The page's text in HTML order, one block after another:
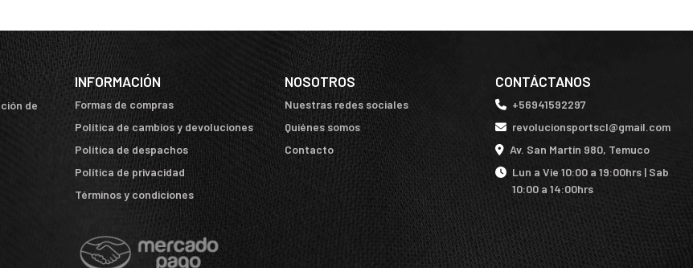
de
INFORMACIÓN
Formas de compras
Política de cambios y devoluciones
Política de despachos
Política de privacidad
Términos y condiciones
NOSOTROS
Nuestras redes sociales
Quiénes somos
Contacto
CONTÁCTANOS
+56941592297
revolucionsportscl@gmail.com
Av. San Martín 980, Temuco
Lun a Vie 10:00 a 19:00hrs | Sab
10:00 a 14:00hrs